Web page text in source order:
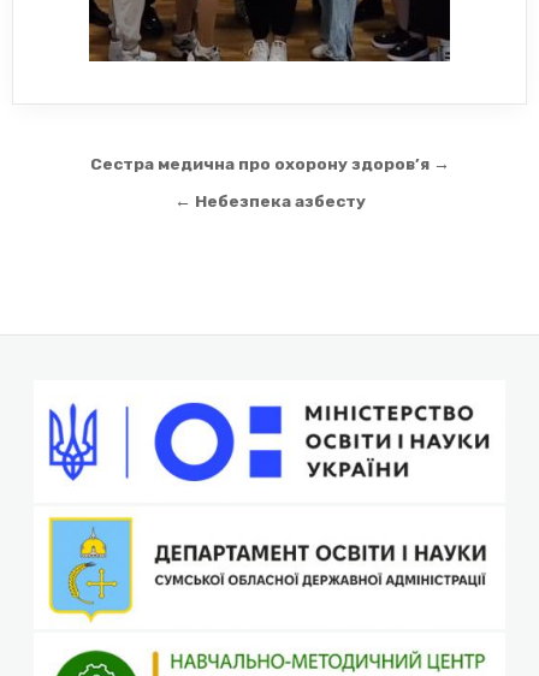
Навігація
Сестра медична про охорону здоров’я →
← Небезпека азбесту